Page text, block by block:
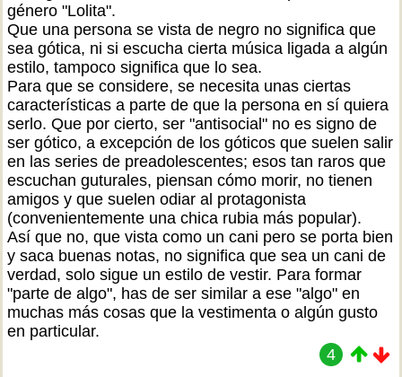
género "Lolita".
Que una persona se vista de negro no significa que
sea gótica, ni si escucha cierta música ligada a algún
estilo, tampoco significa que lo sea.
Para que se considere, se necesita unas ciertas
características a parte de que la persona en sí quiera
serlo. Que por cierto, ser "antisocial" no es signo de
ser gótico, a excepción de los góticos que suelen salir
en las series de preadolescentes; esos tan raros que
escuchan guturales, piensan cómo morir, no tienen
amigos y que suelen odiar al protagonista
(convenientemente una chica rubia más popular).
Así que no, que vista como un cani pero se porta bien
y saca buenas notas, no significa que sea un cani de
verdad, solo sigue un estilo de vestir. Para formar
"parte de algo", has de ser similar a ese "algo" en
muchas más cosas que la vestimenta o algún gusto
en particular.
4